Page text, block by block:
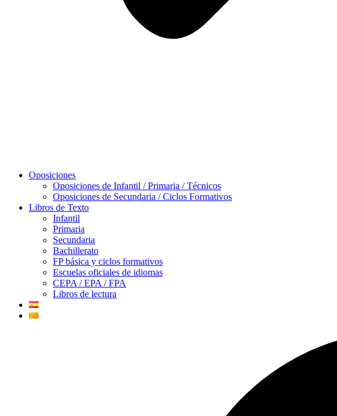
Oposiciones
Oposiciones de Infantil / Primaria / Técnicos
Oposiciones de Secundaria / Ciclos Formativos
Libros de Texto
Infantil
Primaria
Secundaria
Bachillerato
FP básica y ciclos formativos
Escuelas oficiales de idiomas
CEPA / EPA / FPA
Libros de lectura